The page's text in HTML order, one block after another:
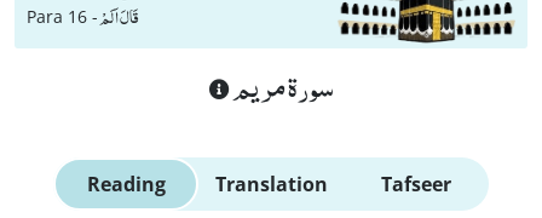
Para 16 -قَالَ اَلَمْ
سورة مريم
Reading Translation Tafseer